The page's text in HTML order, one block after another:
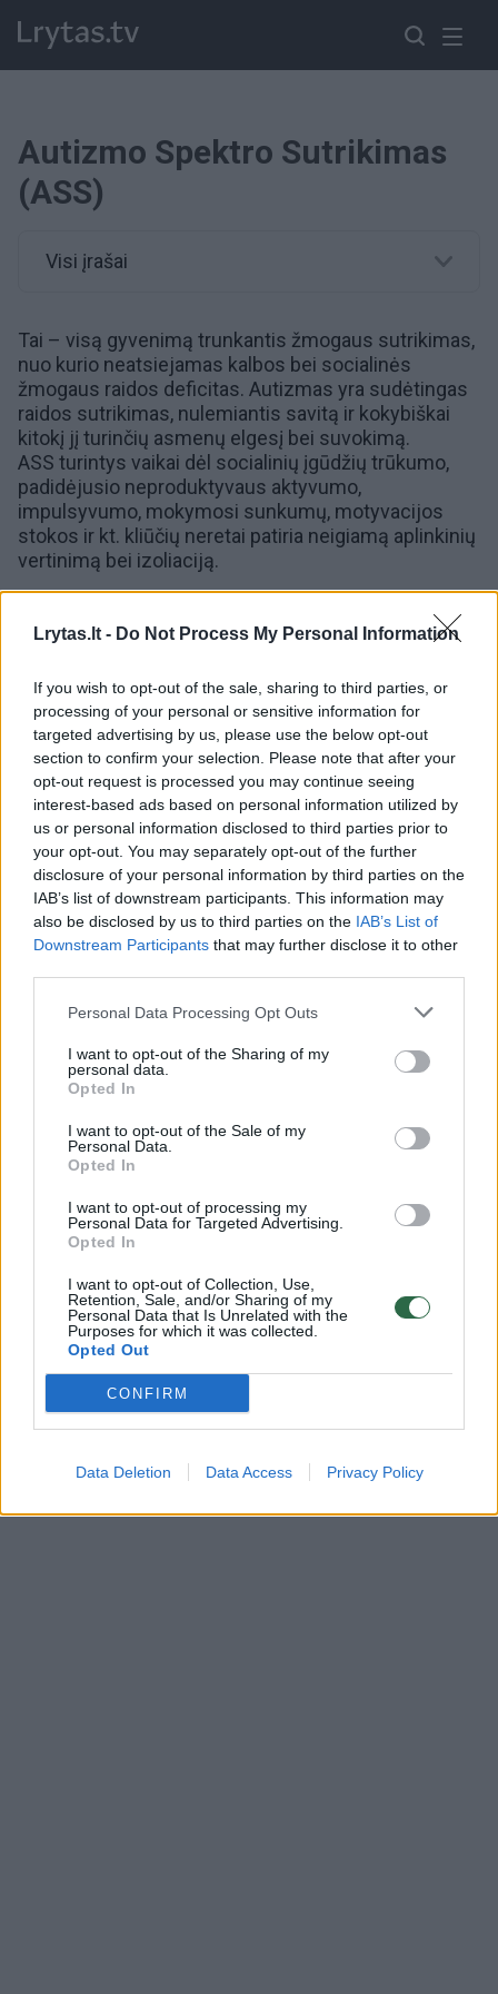
Lrytas.lt - Do Not Process My Personal Information
If you wish to opt-out of the sale, sharing to third parties, or
processing of your personal or sensitive information for
targeted advertising by us, please use the below opt-out
section to confirm your selection. Please note that after your
opt-out request is processed you may continue seeing
interest-based ads based on personal information utilized by
us or personal information disclosed to third parties prior to
your opt-out. You may separately opt-out of the further
disclosure of your personal information by third parties on the
IAB’s list of downstream participants. This information may
also be disclosed by us to third parties on the IAB’s List of
Downstream Participants that may further disclose it to other
Personal Data Processing Opt Outs
I want to opt-out of the Sharing of my
personal data.
Opted In
I want to opt-out of the Sale of my
Personal Data.
Opted In
I want to opt-out of processing my
Personal Data for Targeted Advertising.
Opted In
I want to opt-out of Collection, Use,
Retention, Sale, and/or Sharing of my
Personal Data that Is Unrelated with the
Purposes for which it was collected.
Opted Out
CONFIRM
Data Deletion Data Access Privacy Policy
Autizmo Spektro Sutrikimas
(ASS)
Visi įrašai
Tai – visą gyvenimą trunkantis žmogaus sutrikimas,
nuo kurio neatsiejamas kalbos bei socialinės
žmogaus raidos deficitas. Autizmas yra sudėtingas
raidos sutrikimas, nulemiantis savitą ir kokybiškai
kitokį jį turinčių asmenų elgesį bei suvokimą.
ASS turintys vaikai dėl socialinių įgūdžių trūkumo,
padidėjusio neproduktyvaus aktyvumo,
impulsyvumo, mokymosi sunkumų, motyvacijos
stokos ir kt. kliūčių neretai patiria neigiamą aplinkinių
vertinimą bei izoliaciją.
00:03:49
J. Miltinio dramos teatro premjeroje – paliečiama
Žinios | Lietuvos diena
00:19:27
Dovanoti džiaugsmą autizmo spektro sutrikimą
turintiems vaikams gali kiekvienas: papasakojo apie
dešimtis šeimų įtraukiančią stovyklą
Žinios Gyvenimo būdas
Psichiatras apie autizmo spektro sutrikimo mitus: „Yra
Žinios Gyvenimo būdas
00:32:57
Autizmo diagnozę išgirdusi Justė: išsakė, kas buvo
Žinios | Gyvenimo būdas
00:32:36
K. Košel-Patil: turime pripažinti, kad į kitokius vaikus vis
dar žiūrima su baime
Žinios | Gyvenimo būdas
Teismas neįgalų vaiką pasikėsinusią nužudyti mamą
pripažino kalta: prakalbo ir pati moteris
Žinios | Lietuvos diena